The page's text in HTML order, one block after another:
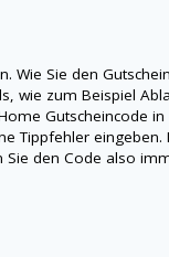
Wie Sie den
wie zum Beispiel
Gutscheincode in
Tippfehler eingeben.
Sie den Code also